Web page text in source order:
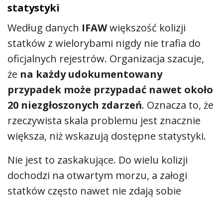
statystyki
Według danych IFAWwiększość kolizji
statków z wielorybami nigdy nie trafia do
oficjalnych rejestrów. Organizacja szacuje,
że na każdy udokumentowany
przypadek może przypadać nawet około
20 niezgłoszonych zdarzeń. Oznacza to, że
rzeczywista skala problemu jest znacznie
większa, niż wskazują dostępne statystyki.
Nie jest to zaskakujące. Do wielu kolizji
dochodzi na otwartym morzu, a załogi
statków często nawet nie zdają sobie